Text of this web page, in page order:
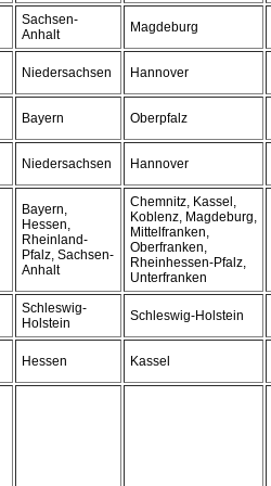
Sachsen-
Anhalt
Magdeburg
Niedersachsen Hannover
Bayern Oberpfalz
Niedersachsen Hannover
Bayern,
Hessen,
Rheinland-
Pfalz, Sachsen-
Anhalt
Chemnitz, Kassel,
Koblenz, Magdeburg,
Mittelfranken,
Oberfranken,
Rheinhessen-Pfalz,
Unterfranken
Schleswig-
Holstein
Schleswig-Holstein
Hessen Kassel